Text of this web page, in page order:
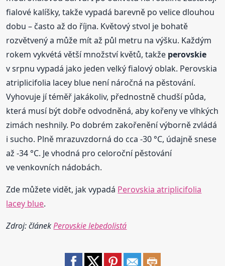
fialové kalíšky, takže vypadá barevně po velice dlouhou
dobu – často až do října. Květový stvol je bohatě
rozvětvený a může mít až půl metru na výšku. Každým
rokem vykvétá větší množství květů, takže perovskie
v srpnu vypadá jako jeden velký fialový oblak. Perovskia
atriplicifolia lacey blue není náročná na pěstování.
Vyhovuje jí téměř jakákoliv, přednostně chudší půda,
která musí být dobře odvodněná, aby kořeny ve vlhkých
zimách neshnily. Po dobrém zakořenění výborně zvládá
i sucho. Plně mrazuvzdorná do cca -30 °C, údajně snese
až -34 °C. Je vhodná pro celoroční pěstování
ve venkovních nádobách.
Zde můžete vidět, jak vypadá Perovskia atriplicifolia
lacey blue.
Zdroj: článekPerovskie lebedolistá